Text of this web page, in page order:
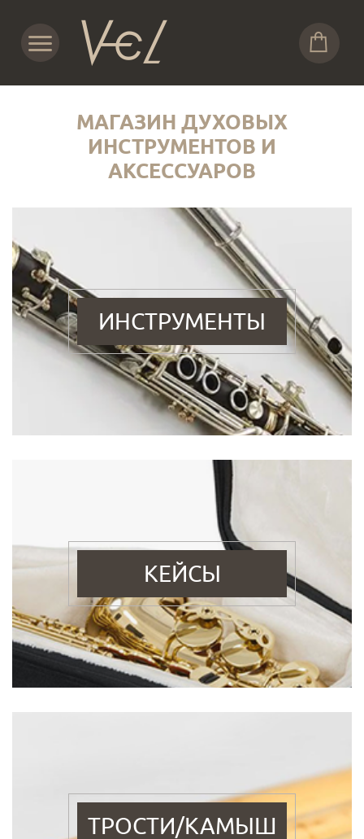
МАГАЗИН ДУХОВЫХ
ИНСТРУМЕНТОВ И
АКСЕССУАРОВ
ИНСТРУМЕНТЫ
КЕЙСЫ
ТРОСТИ/КАМЫШ